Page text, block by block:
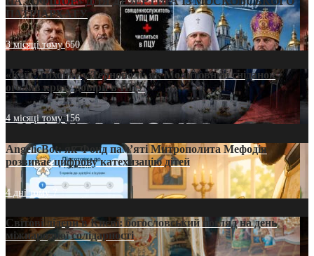
ПАТРІАРХАТУ
3 місяці тому650
«Кейс Тихона» у Тернополі: як Молитовний сніданок
оголив кризу довіри в ПЦУ
4 місяці тому156
AngelicBot: як Фонд пам’яті Митрополита Мефодія
розвиває цифрову катехизацію дітей
4 дні тому7
Світові лідери в Києві: богословський погляд на день
міжнародної солідарності